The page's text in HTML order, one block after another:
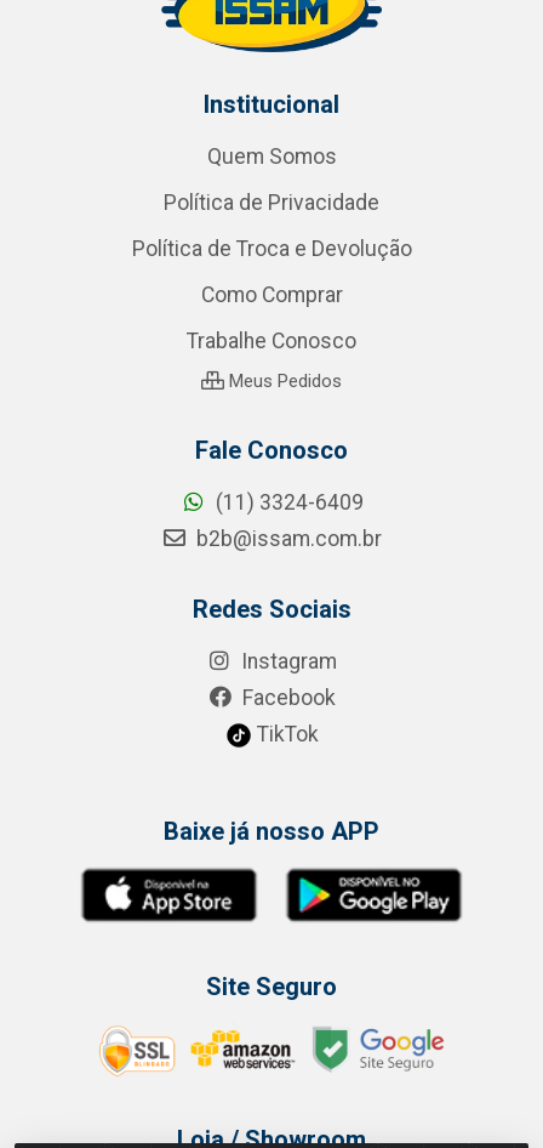
Institucional
Quem Somos
Política de Privacidade
Política de Troca e Devolução
Como Comprar
Trabalhe Conosco
Meus Pedidos
Fale Conosco
(11) 3324-6409
b2b@issam.com.br
Redes Sociais
Instagram
Facebook
TikTok
Baixe já nosso APP
Site Seguro
Loja / Showroom